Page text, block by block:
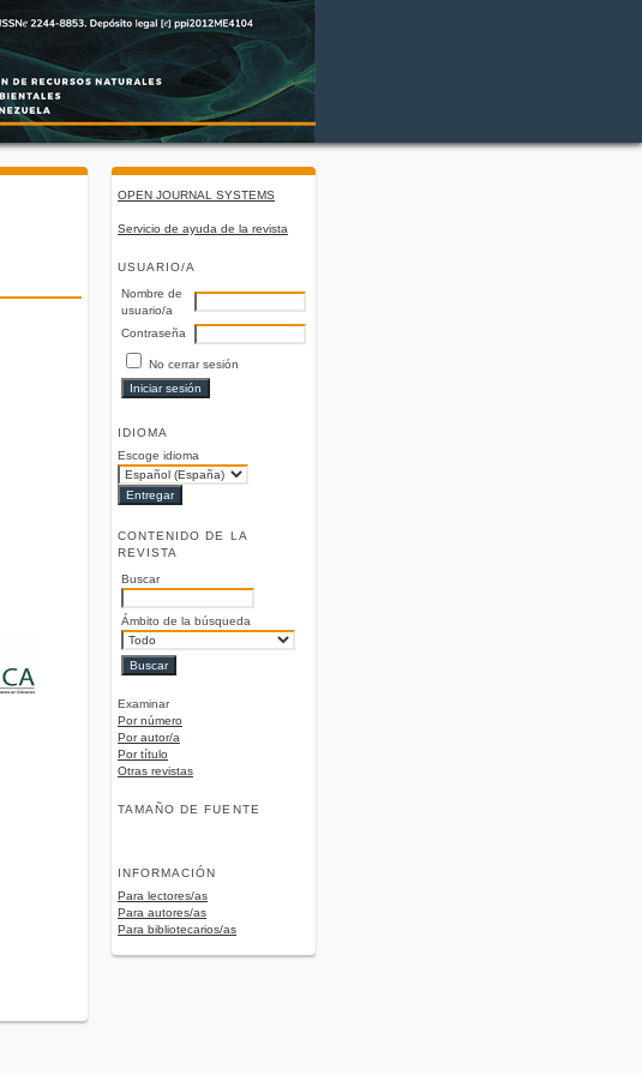
OPEN JOURNAL SYSTEMS
Servicio de ayuda de la revista
USUARIO/A
Nombre de
usuario/a
Contraseña
No cerrar sesión
IDIOMA
Escoge idioma
CONTENIDO DE LA
REVISTA
Buscar
Ámbito de la búsqueda
Examinar
Por número
Por autor/a
Por título
Otras revistas
TAMAÑO DE FUENTE
INFORMACIÓN
Para lectores/as
Para autores/as
Para bibliotecarios/as